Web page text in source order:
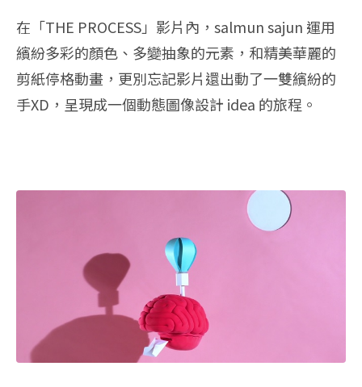
在「THE PROCESS」影片內，salmun sajun 運用
繽紛多彩的顏色、多變抽象的元素，和精美華麗的
剪紙停格動畫，更別忘記影片還出動了一雙繽紛的
手XD，呈現成一個動態圖像設計 idea 的旅程。